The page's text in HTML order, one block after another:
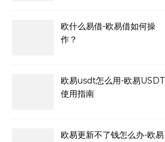
欧什么易借-欧易借如何操
作？
欧易usdt怎么用-欧易USDT
使用指南
欧易更新不了钱怎么办-欧易